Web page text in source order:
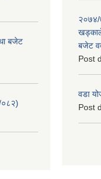
बजेट
०८२)
२०७४/
खड्काले
बजेट
Post
वडा
Post